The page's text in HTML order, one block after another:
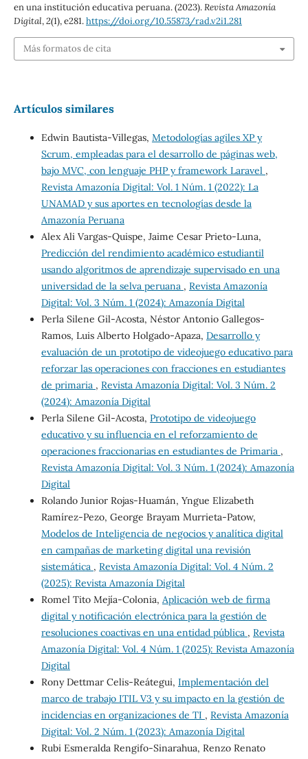
en una institución educativa peruana. (2023).Revista Amazonía
Digital,2(1), e281.https://doi.org/10.55873/rad.v2i1.281
Más formatos de cita
Artículos similares
Edwin Bautista-Villegas, Metodologías agiles XP y
Scrum, empleadas para el desarrollo de páginas web,
bajo MVC, con lenguaje PHP y framework Laravel ,
Revista Amazonía Digital: Vol. 1 Núm. 1 (2022): La
UNAMAD y sus aportes en tecnologías desde la
Amazonía Peruana
Alex Ali Vargas-Quispe, Jaime Cesar Prieto-Luna,
Predicción del rendimiento académico estudiantil
usando algoritmos de aprendizaje supervisado en una
universidad de la selva peruana , Revista Amazonía
Digital: Vol. 3 Núm. 1 (2024): Amazonía Digital
Perla Silene Gil-Acosta, Néstor Antonio Gallegos-
Ramos, Luis Alberto Holgado-Apaza, Desarrollo y
evaluación de un prototipo de videojuego educativo para
reforzar las operaciones con fracciones en estudiantes
de primaria , Revista Amazonía Digital: Vol. 3 Núm. 2
(2024): Amazonía Digital
Perla Silene Gil-Acosta, Prototipo de videojuego
educativo y su influencia en el reforzamiento de
operaciones fraccionarias en estudiantes de Primaria ,
Revista Amazonía Digital: Vol. 3 Núm. 1 (2024): Amazonía
Digital
Rolando Junior Rojas-Huamán, Yngue Elizabeth
Ramírez-Pezo, George Brayam Murrieta-Patow,
Modelos de Inteligencia de negocios y analítica digital
en campañas de marketing digital una revisión
sistemática , Revista Amazonía Digital: Vol. 4 Núm. 2
(2025): Revista Amazonía Digital
Romel Tito Mejía-Colonia, Aplicación web de firma
digital y notificación electrónica para la gestión de
resoluciones coactivas en una entidad pública , Revista
Amazonía Digital: Vol. 4 Núm. 1 (2025): Revista Amazonía
Digital
Rony Dettmar Celis-Reátegui, Implementación del
marco de trabajo ITIL V3 y su impacto en la gestión de
incidencias en organizaciones de TI , Revista Amazonía
Digital: Vol. 2 Núm. 1 (2023): Amazonía Digital
Rubi Esmeralda Rengifo-Sinarahua, Renzo Renato